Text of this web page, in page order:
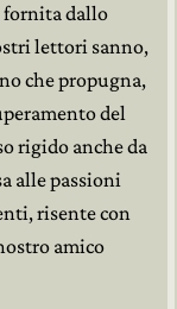
fornita dallo
lettori sanno,
che propugna,
del
rigido anche da
alle passioni
risente con
amico